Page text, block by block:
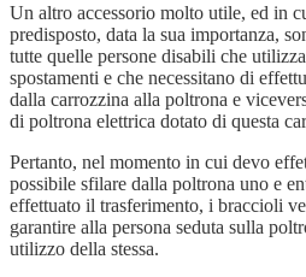
Un altro accessorio molto utile, ed in
predisposto, data la sua importanza,
tutte quelle persone disabili che
spostamenti e che necessitano di
dalla carrozzina alla poltrona e
di poltrona elettrica dotato di questa
Pertanto, nel momento in cui devo
possibile sfilare dalla poltrona uno e
effettuato il trasferimento, i braccioli
garantire alla persona seduta sulla
utilizzo della stessa.